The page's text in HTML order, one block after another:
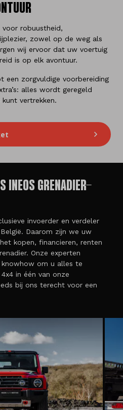
voor robuustheid,
zowel op de weg als
wij ervoor dat uw voertuig
is op elk avontuur.
een zorgvuldige voorbereiding
alles wordt geregeld
vertrekken.
INEOS GRENADIER-
invoerder en verdeler
Daarom zijn we uw
kopen, financieren, renten
Onze experten
knowhow om u alles te
in één van onze
bij ons terecht voor een